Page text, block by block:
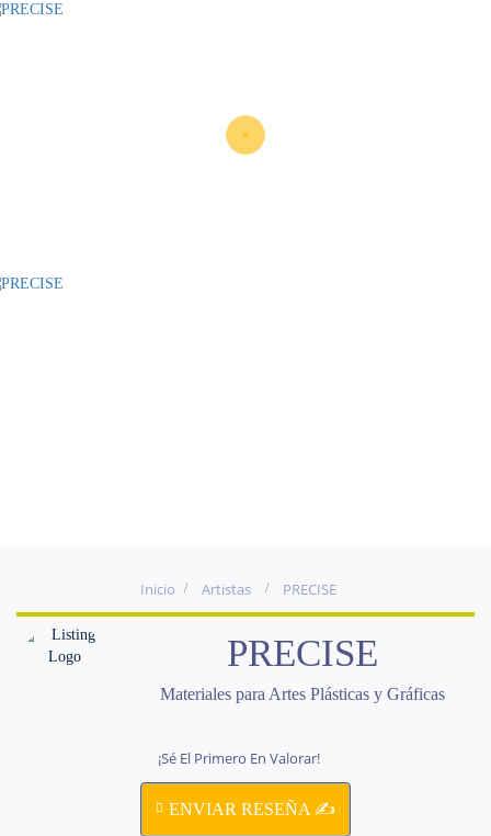
Inicio Artistas PRECISE
PRECISE
Materiales para Artes Plásticas y Gráficas
¡Sé El Primero En Valorar!
ENVIAR RESEÑA ✍